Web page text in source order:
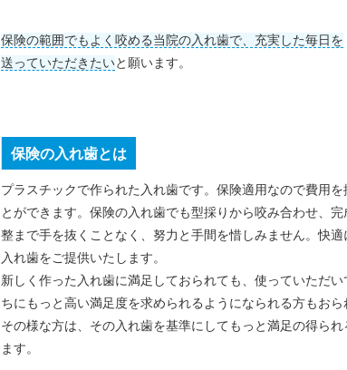
保険の範囲でもよく咬める当院の入れ歯で、充実した毎日を
送っていただきたいと願います。
保険の入れ歯とは
プラスチックで作られた入れ歯です。保険適用なので費用を
とができます。保険の入れ歯でも型採りから咬み合わせ、完
整まで手を抜くことなく、努力と手間を惜しみません。快適
入れ歯をご提供いたします。
新しく作った入れ歯に満足しておられても、使っていただい
ちにもっと高い満足度を求められるようになられる方もおら
その様な方は、その入れ歯を基準にしてもっと満足の得ら
ます。